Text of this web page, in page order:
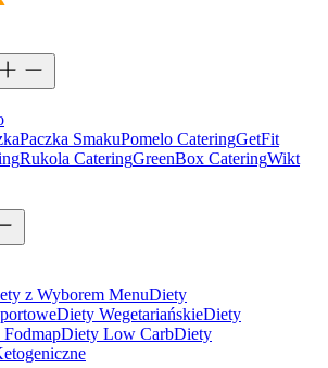
Paczka SmakuPomelo CateringGetFit
Rukola CateringGreenBox CateringWikt
z Wyborem MenuDiety
Diety WegetariańskieDiety
Diety Low CarbDiety